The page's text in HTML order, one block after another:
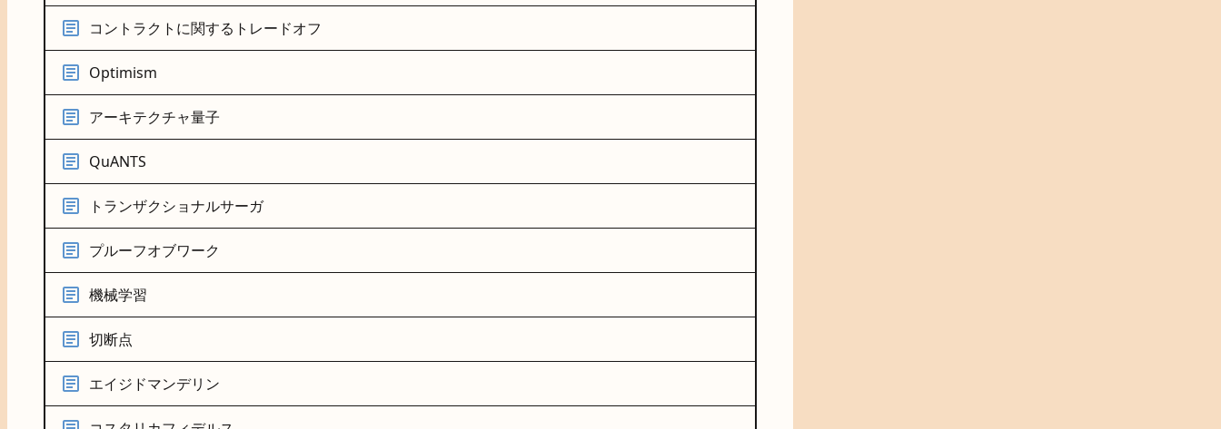
コントラクトに関するトレードオフ
Optimism
アーキテクチャ量子
QuANTS
トランザクショナルサーガ
プルーフオブワーク
機械学習
切断点
エイジドマンデリン